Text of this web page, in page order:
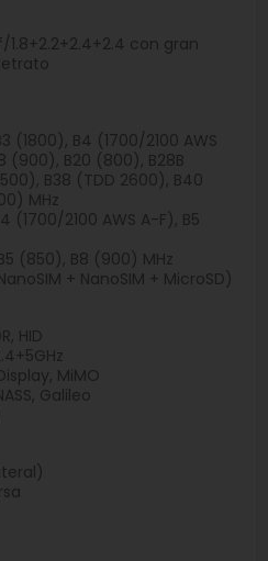
con gran
(1800), B4 (1700/2100 AWS
(900), B20 (800), B28B
B38 (TDD 2600), B40
MHz
(1700/2100 AWS A-F), B5
(850), B8 (900) MHz
+ NanoSIM + MicroSD)
HID
MiMO
Galileo